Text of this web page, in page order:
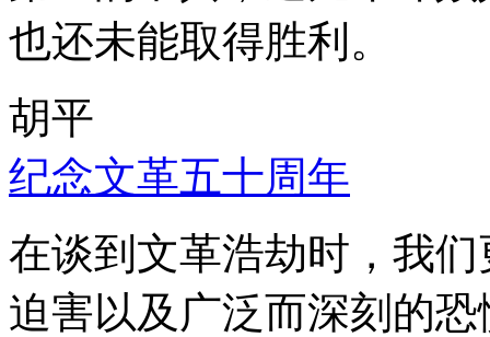
也还未能取得胜利。
胡平
纪念文革五十周年
在谈到文革浩劫时，我
迫害以及广泛而深刻的